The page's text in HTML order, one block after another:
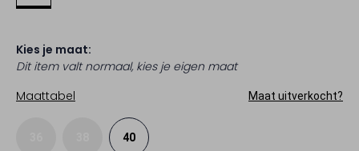
Kies je maat:
Dit item valt normaal, kies je eigen maat
Maattabel
Maat uitverkocht?
40